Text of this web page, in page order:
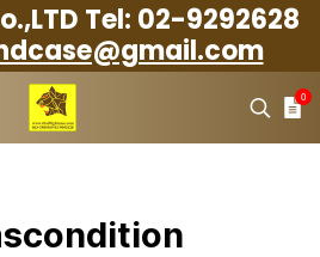
Tel: 02-9292628
0